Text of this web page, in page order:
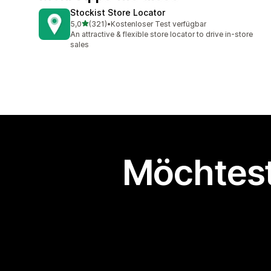
Stockist Store Locator
5,0von 5 Sternen
(321)
321 Rezensionen insgesamt
•Kostenloser Test verfügbar
An attractive & flexible store locator to drive in-store
sales